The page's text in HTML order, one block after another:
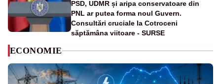
PSD, UDMR și aripa conservatoare din
PNL ar putea forma noul Guvern.
Consultări cruciale la Cotroceni
săptămâna viitoare - SURSE
ECONOMIE